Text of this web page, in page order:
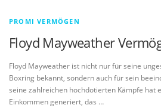
PROMI VERMÖGEN
Floyd Mayweather
Floyd Mayweather ist nicht nur für seine
Boxring bekannt, sondern auch für sein
seine zahlreichen hochdotierten Kämpfe hat
Einkommen generiert, das …